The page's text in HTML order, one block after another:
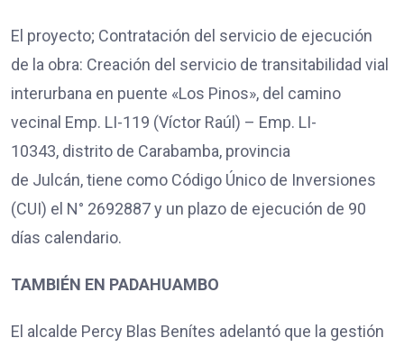
El proyecto; Contratación del servicio de ejecución
de la obra: Creación del servicio de transitabilidad vial
interurbana en puente «Los Pinos», del camino
vecinal Emp. LI-119 (Víctor Raúl) – Emp. LI-
10343, distrito de Carabamba, provincia
de Julcán, tiene como Código Único de Inversiones
(CUI) el N° 2692887 y un plazo de ejecución de 90
días calendario.
TAMBIÉN EN PADAHUAMBO
El alcalde Percy Blas Benítes adelantó que la gestión